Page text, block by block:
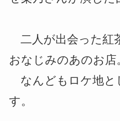
二人が出会った紅
おなじみのあのお店
なんどもロケ地と
す。